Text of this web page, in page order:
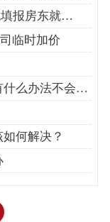
填报房东就…
临时加价
什么办法不会…
何解决？